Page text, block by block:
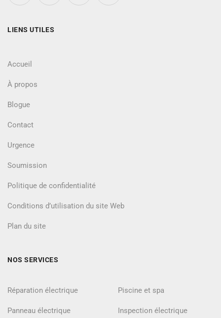
LIENS UTILES
Accueil
À propos
Blogue
Contact
Urgence
Soumission
Politique de confidentialité
Conditions d’utilisation du site Web
Plan du site
NOS SERVICES
Réparation électrique Piscine et spa
Panneau électrique Inspection électrique